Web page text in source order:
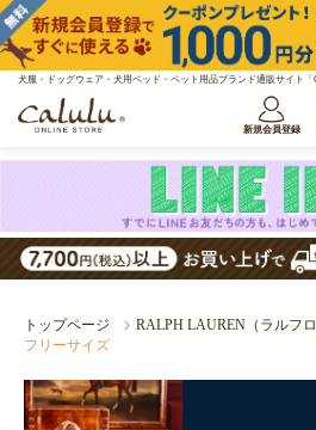
犬服・ドッグウェア・犬用ベッド・ペット用品ブランド通販サイト「
新規会員登録
トップページ
RALPH LAUREN（ラルフロ
フリーサイズ